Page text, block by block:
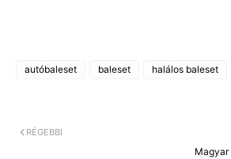
autóbaleset baleset halálos baleset
Magyar
RÉGEBBI